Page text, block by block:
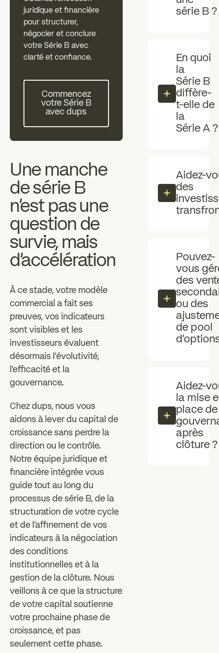
Investisseurs individuels
Les essentiels
juridique et financière
pour structurer,
négocier et conclure
votre Série B avec
clarté et confiance.
Commencez
votre Série B
avec dups
Une manche
de série B
n'est pas une
question de
survie, mais
d'accélération
À ce stade, votre modèle
commercial a fait ses
preuves, vos indicateurs
sont visibles et les
investisseurs évaluent
désormais l'évolutivité,
l'efficacité et la
gouvernance.
Chez dups, nous vous
aidons à lever du capital de
croissance sans perdre la
direction ou le contrôle.
Notre équipe juridique et
financière intégrée vous
guide tout au long du
processus de série B, de la
structuration de votre cycle
et de l'affinement de vos
indicateurs à la négociation
des conditions
institutionnelles et à la
gestion de la clôture. Nous
veillons à ce que la structure
de votre capital soutienne
votre prochaine phase de
croissance, et pas
seulement cette phase.
série B ?
En quoi
la
Série B
diffère-
t-elle de
la
Série A ?
Aidez-
des
Pouvez-
vous
des
ou des
de pool
Aidez-
la mise
place
après
clôture ?